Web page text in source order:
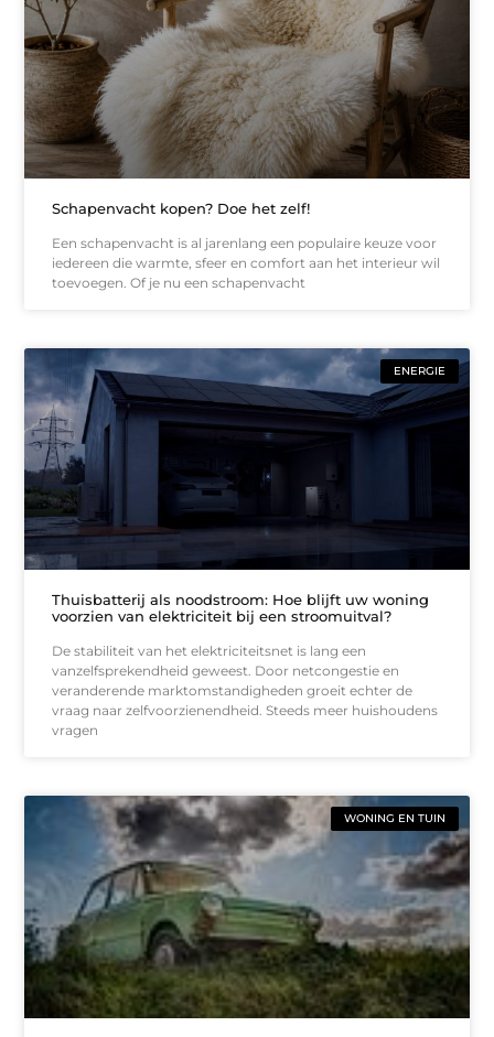
Schapenvacht kopen? Doe het zelf!
Een schapenvacht is al jarenlang een populaire keuze voor
iedereen die warmte, sfeer en comfort aan het interieur wil
toevoegen. Of je nu een schapenvacht
ENERGIE
Thuisbatterij als noodstroom: Hoe blijft uw woning
voorzien van elektriciteit bij een stroomuitval?
De stabiliteit van het elektriciteitsnet is lang een
vanzelfsprekendheid geweest. Door netcongestie en
veranderende marktomstandigheden groeit echter de
vraag naar zelfvoorzienendheid. Steeds meer huishoudens
vragen
WONING EN TUIN